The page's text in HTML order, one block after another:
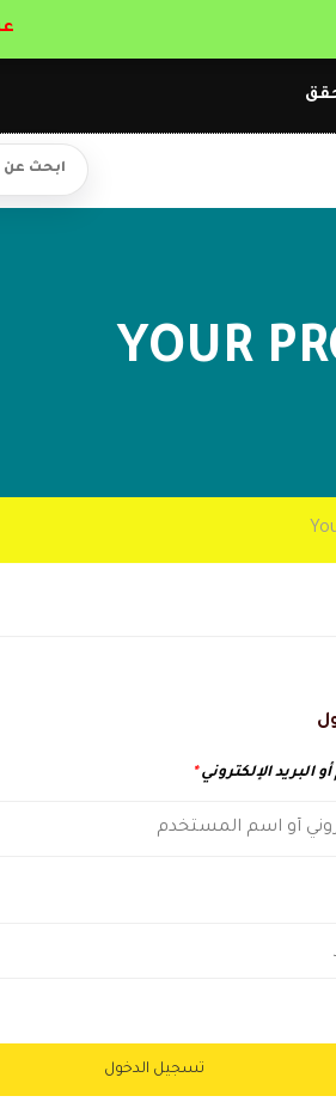
YOUR
البريد الإلكتروني*
تسجيل الدخول